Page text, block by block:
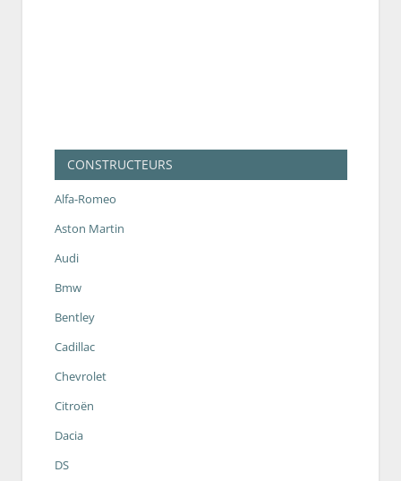
CONSTRUCTEURS
Alfa-Romeo
Aston Martin
Audi
Bmw
Bentley
Cadillac
Chevrolet
Citroën
Dacia
DS